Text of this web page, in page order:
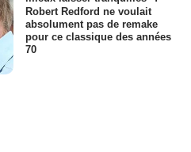
Robert Redford ne voulait
absolument pas de remake
pour ce classique des années
70